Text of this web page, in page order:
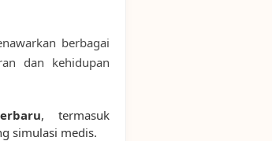
berbagai
dan kehidupan
, termasuk
simulasi medis.